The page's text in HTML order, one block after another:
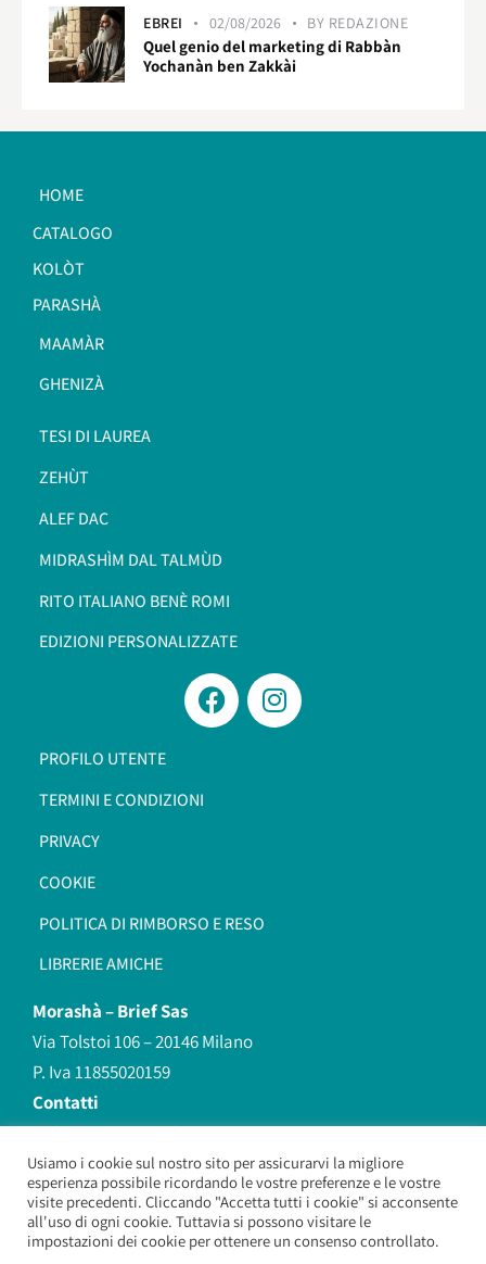
EBREI 02/08/2026 BY REDAZIONE
Quel genio del marketing di Rabbàn
Yochanàn ben Zakkài
HOME
CATALOGO
KOLÒT
PARASHÀ
MAAMÀR
GHENIZÀ
TESI DI LAUREA
ZEHÙT
ALEF DAC
MIDRASHÌM DAL TALMÙD
RITO ITALIANO BENÈ ROMI​
EDIZIONI PERSONALIZZATE
PROFILO UTENTE
TERMINI E CONDIZIONI
PRIVACY
COOKIE
POLITICA DI RIMBORSO E RESO
LIBRERIE AMICHE
Morashà –Brief Sas
Via Tolstoi 106 – 20146 Milano
P. Iva 11855020159
Contatti
redazione@morasha.it
339 8596707
(anche Whatsapp)
Usiamo i cookie sul nostro sito per assicurarvi la migliore
esperienza possibile ricordando le vostre preferenze e le vostre
visite precedenti. Cliccando "Accetta tutti i cookie" si acconsente
all'uso di ogni cookie. Tuttavia si possono visitare le
impostazioni dei cookie per ottenere un consenso controllato.